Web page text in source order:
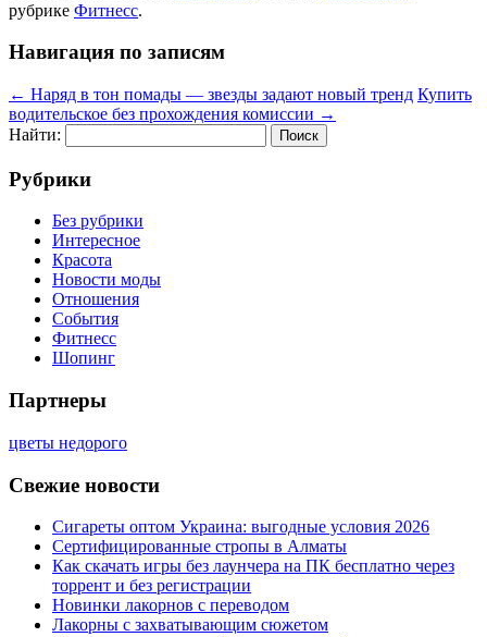
рубрике Фитнесс.
Навигация по записям
← Наряд в тон помады — звезды задают новый тренд Купить
водительское без прохождения комиссии →
Найти:
Рубрики
Без рубрики
Интересное
Красота
Новости моды
Отношения
События
Фитнесс
Шопинг
Партнеры
цветы недорого
Свежие новости
Сигареты оптом Украина: выгодные условия 2026
Сертифицированные стропы в Алматы
Как скачать игры без лаунчера на ПК бесплатно через
торрент и без регистрации
Новинки лакорнов с переводом
Лакорны с захватывающим сюжетом